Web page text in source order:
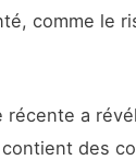
comme le
a
des